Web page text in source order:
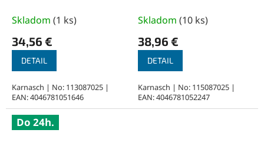
nepovlakované
Skladom (1 ks)
34,56 €
DETAIL
Karnasch | No: 113087025 |
EAN: 4046781051646
povlakované
Skladom (10 ks)
38,96 €
DETAIL
Karnasch | No: 115087025 |
EAN: 4046781052247
Do 24h.